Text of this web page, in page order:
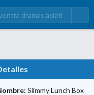
Slimmy Lunch Box